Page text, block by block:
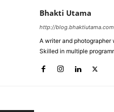
Bhakti Utama
http://blog.bhaktiutama.com
A writer and
Skilled in multiple